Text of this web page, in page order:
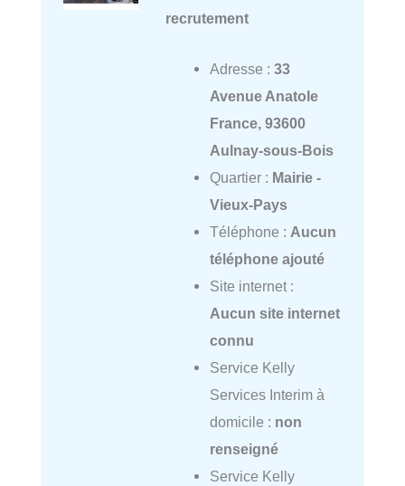
recrutement
Adresse : 33
Avenue Anatole
France, 93600
Aulnay-sous-Bois
Quartier : Mairie -
Vieux-Pays
Téléphone : Aucun
téléphone ajouté
Site internet :
Aucun site internet
connu
Service Kelly
Services Interim à
domicile : non
renseigné
Service Kelly